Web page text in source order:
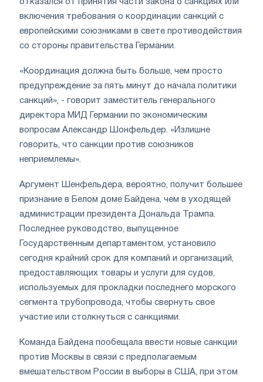
отказался от принятия части закона о санкциях или
включения требования о координации санкций с
европейскими союзниками в свете противодействия
со стороны правительства Германии.
«Координация должна быть больше, чем просто
предупреждение за пять минут до начала политики
санкций», - говорит заместитель генерального
директора МИД Германии по экономическим
вопросам Александр Шонфельдер. «Излишне
говорить, что санкции против союзников
неприемлемы».
Аргумент Шенфельдера, вероятно, получит большее
признание в Белом доме Байдена, чем в уходящей
администрации президента Дональда Трампа.
Последнее руководство, выпущенное
Государственным департаментом, установило
сегодня крайний срок для компаний и организаций,
предоставляющих товары и услуги для судов,
используемых для прокладки последнего морского
сегмента трубопровода, чтобы свернуть свое
участие или столкнуться с санкциями.
Команда Байдена пообещала ввести новые санкции
против Москвы в связи с предполагаемым
вмешательством России в выборы в США, при этом